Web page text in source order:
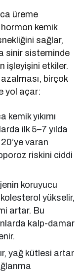
üreme
kemik
sağlar,
sinir sisteminde
işleyişini etkiler.
birçok
yol açar:
kemik yıkımı
ilk 5–7 yılda
varan
riskini ciddi
koruyucu
yükselir,
artar. Bu
kalp-damar
yağ kütlesi artar